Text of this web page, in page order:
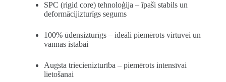
SPC (rigid core) tehnoloģija – īpaši stabils un
deformācijizturīgs segums
100% ūdensizturīgs – ideāli piemērots virtuvei un
vannas istabai
Augsta triecienizturība – piemērots intensīvai
lietošanai